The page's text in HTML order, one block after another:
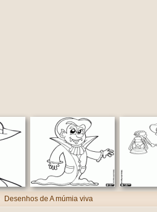
Desenhos de A múmia viva